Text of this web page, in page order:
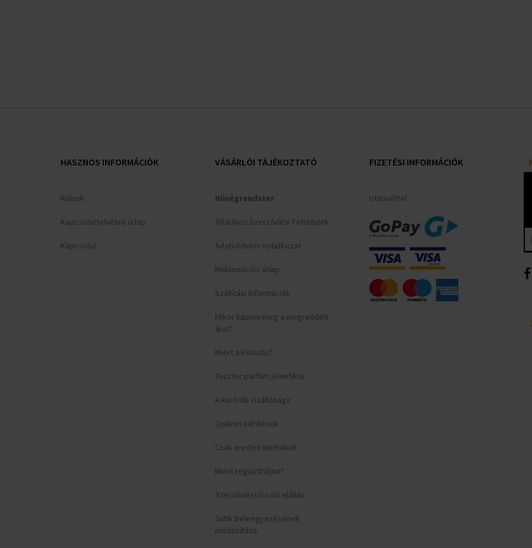
HASZNOS INFORMÁCIÓK
Rólunk
Kapcsolatfelvételi űrlap
Kapcsolat
VÁSÁRLÓI TÁJÉKOZTATÓ
Hűségrendszer
Általános Szerződési Feltételek
Adatvédelmi nyilatkozat
Reklamációs űrlap
Szállítási információk
Mikor kapom meg a megrendelt
árut?
Miért a Koku.hu?
Teszter parfüm jelentése
A karórák vízállósága
Gyakori kérdések
Csak eredeti termékek
Miért regisztráljon?
Szerződéstől való elállás
Sütik beleegyezésének
módosítása
FIZETÉSI INFORMÁCIÓK
Utánvéttel